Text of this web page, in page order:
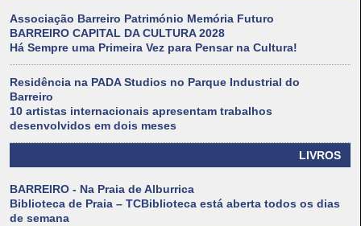
Associação Barreiro Património Memória Futuro
BARREIRO CAPITAL DA CULTURA 2028
Há Sempre uma Primeira Vez para Pensar na Cultura!
Residência na PADA Studios no Parque Industrial do
Barreiro
10 artistas internacionais apresentam trabalhos
desenvolvidos em dois meses
LIVROS
BARREIRO - Na Praia de Alburrica
Biblioteca de Praia – TCBiblioteca está aberta todos os dias
de semana